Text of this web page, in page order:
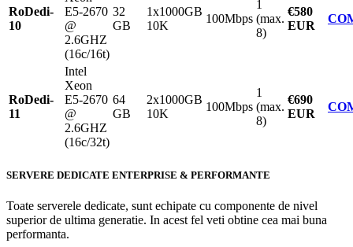
RoDedi-
10
E5-2670
@
2.6GHZ
(16c/16t)
32
GB
1x1000GB
10K
100Mbps
1
(max.
8)
€580
EUR
RoDedi-
11
Intel
Xeon
E5-2670
@
2.6GHZ
(16c/32t)
64
GB
2x1000GB
10K
100Mbps
1
(max.
8)
€690
EUR
SERVERE DEDICATE ENTERPRISE & PERFORMANTE
Toate serverele dedicate, sunt echipate cu componente de nivel
superior de ultima generatie. In acest fel veti obtine cea mai buna
performanta.